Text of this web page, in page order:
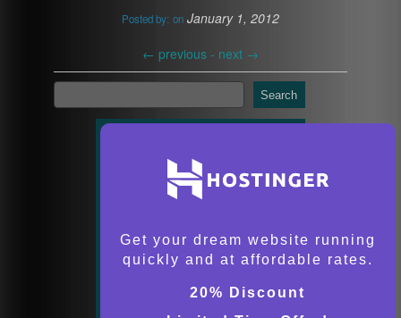
Posted by: on January 1, 2012
← previous - next →
Search
Get your dream website running
quickly and at affordable rates.
20% Discount